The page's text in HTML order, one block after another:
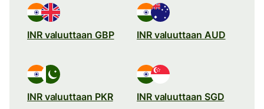
INR valuuttaan GBP INR valuuttaan AUD
INR valuuttaan PKR INR valuuttaan SGD